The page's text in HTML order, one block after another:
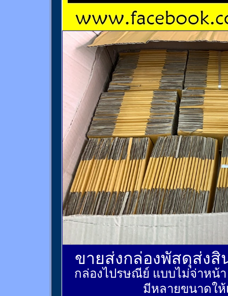
ขายส่งกล่องพัสดุส่ง
กล่องไปรษณีย์ แบบไม่จ่าหน้
มีหลายขนาดให้